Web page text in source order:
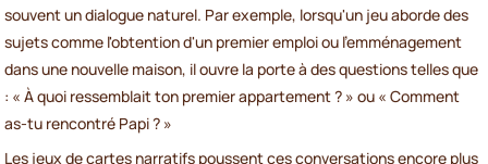
souvent un dialogue naturel. Par exemple, lorsqu'un jeu aborde des
sujets comme l'obtention d'un premier emploi ou l'emménagement
dans une nouvelle maison, il ouvre la porte à des questions telles que
: « À quoi ressemblait ton premier appartement ? » ou « Comment
as-tu rencontré Papi ? »
Les jeux de cartes narratifs poussent ces conversations encore plus